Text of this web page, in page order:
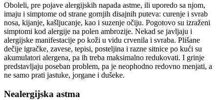
Oboleli, pre pojave alergijskih napada astme, ili uporedo sa njom,
imaju i simptome od strane gornjih disajnih puteva: curenje i svrab
nosa, kijanje, kašljucanje, kao i suzenje očiju. Pogotovo su izraženi
simptomi kod alergije na polen ambrozije. Nekad se javljaju i
alergijske manifestacije po koži u vidu crvenila i svraba. Plišane
dečije igračke, zavese, tepisi, posteljina i razne sitnice po kući su
akumulatori alergena, pa ih treba maksimalno redukovati. I grinje
predstavljaju poseban problem, pa je neophodno redovno menjati, a
ne samo prati jastuke, jorgane i dušeke.
Nealergijska astma